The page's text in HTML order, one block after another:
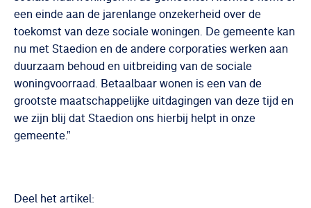
een einde aan de jarenlange onzekerheid over de
toekomst van deze sociale woningen. De gemeente kan
nu met Staedion en de andere corporaties werken aan
duurzaam behoud en uitbreiding van de sociale
woningvoorraad. Betaalbaar wonen is een van de
grootste maatschappelijke uitdagingen van deze tijd en
we zijn blij dat Staedion ons hierbij helpt in onze
gemeente."
Deel het artikel: